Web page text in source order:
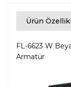
Ürün
FL-6623 W
Armatür